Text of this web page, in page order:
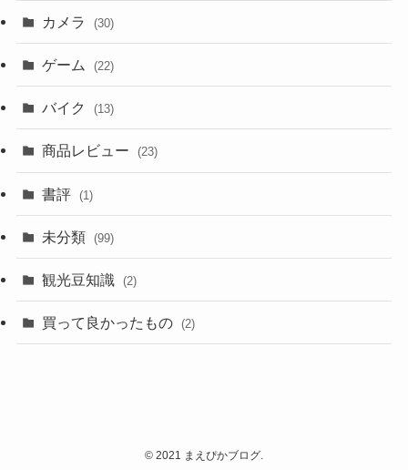
カメラ (30)
ゲーム (22)
バイク (13)
商品レビュー (23)
書評 (1)
未分類 (99)
観光豆知識 (2)
買って良かったもの (2)
© 2021 まえぴかブログ.